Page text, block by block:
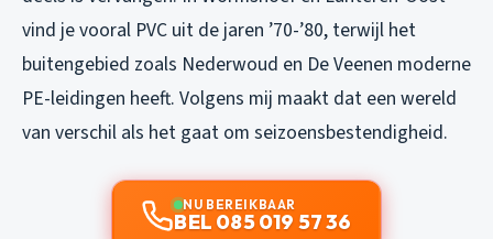
vind je vooral PVC uit de jaren ’70-’80, terwijl het
buitengebied zoals Nederwoud en De Veenen moderne
PE-leidingen heeft. Volgens mij maakt dat een wereld
van verschil als het gaat om seizoensbestendigheid.
NU BEREIKBAAR
BEL 085 019 57 36